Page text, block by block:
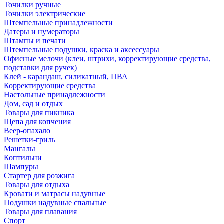
Точилки ручные
Точилки электрические
Штемпельные принадлежности
Датеры и нумераторы
Штампы и печати
Штемпельные подушки, краска и аксессуары
Офисные мелочи (клеи, штрихи, корректирующие средства,
подставки для ручек)
Клей - карандаш, силикатный, ПВА
Корректирующие средства
Настольные принадлежности
Дом, сад и отдых
Товары для пикника
Щепа для копчения
Веер-опахало
Решетки-гриль
Мангалы
Коптильни
Шампуры
Стартер для розжига
Товары для отдыха
Кровати и матрасы надувные
Подушки надувные спальные
Товары для плавания
Спорт